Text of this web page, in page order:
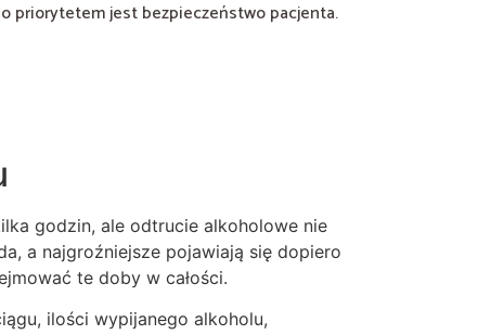
priorytetem jest bezpieczeństwo pacjenta.
godzin, ale odtrucie alkoholowe nie
a najgroźniejsze pojawiają się dopiero
te doby w całości.
ilości wypijanego alkoholu,